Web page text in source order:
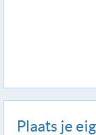
Plaats je